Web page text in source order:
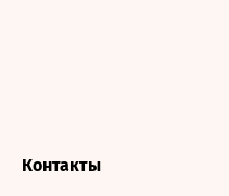
Контакты